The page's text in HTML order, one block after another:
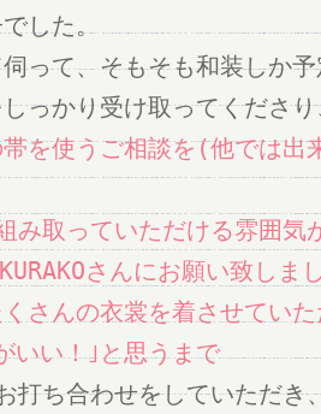
した。
って、そもそも和装しか
っかり受け取ってくださ
を使うご相談を(他では出
み取っていただける雰囲気
さんにお願い致しま
さんの衣裳を着させてい
いい！｣と思うまで
打ち合わせをしていただき